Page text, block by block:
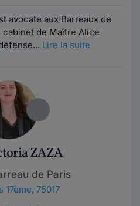
avocate aux Barreaux de
de Maître Alice
Lire la suite
ZAZA
de Paris
17ème, 75017